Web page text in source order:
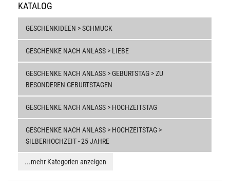
KATALOG
GESCHENKIDEEN > SCHMUCK
GESCHENKE NACH ANLASS > LIEBE
GESCHENKE NACH ANLASS > GEBURTSTAG > ZU
BESONDEREN GEBURTSTAGEN
GESCHENKE NACH ANLASS > HOCHZEITSTAG
GESCHENKE NACH ANLASS > HOCHZEITSTAG >
SILBERHOCHZEIT - 25 JAHRE
...mehr Kategorien anzeigen